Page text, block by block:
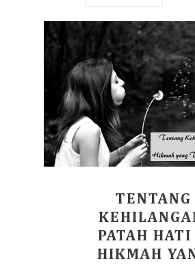
TENTANG
PATAH HATI
HIKMAH